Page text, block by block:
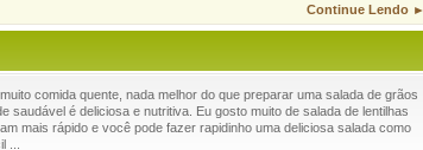
Continue Lendo ►
comida quente, nada melhor do que preparar uma salada de grãos
saudável é deliciosa e nutritiva. Eu gosto muito de salada de lentilhas
mais rápido e você pode fazer rapidinho uma deliciosa salada como
...